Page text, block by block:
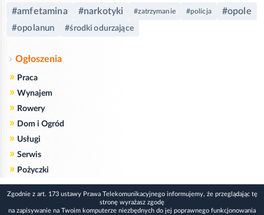
#amfetamina #narkotyki #zatrzymanie #policja #opole
#opolanun #środki odurzające
Ogłoszenia
» Praca
» Wynajem
» Rowery
» Dom i Ogród
» Usługi
» Serwis
» Pożyczki
Zgodnie z art. 173 ustawy Prawa Telekomunikacyjnego informujemy, że przeglądając tę
stronę wyrażasz zgodę
na zapisywanie na Twoim komputerze niezbędnych do jej poprawnego funkcjonowania